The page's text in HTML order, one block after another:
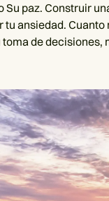
Su paz. Construir
ansiedad.
toma de